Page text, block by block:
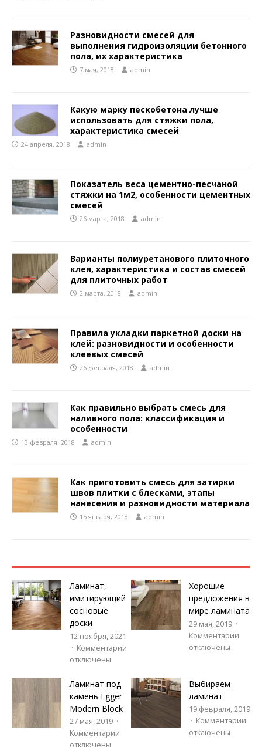
Разновидности смесей для
выполнения гидроизоляции бетонного
пола, их характеристика
7 мая, 2018 admin
Какую марку пескобетона лучше
использовать для стяжки пола,
характеристика смесей
24 апреля, 2018 admin
Показатель веса цементно-песчаной
стяжки на 1м2, особенности цементных
смесей
26 марта, 2018 admin
Варианты полиуретанового плиточного
клея, характеристика и состав смесей
для плиточных работ
2 марта, 2018 admin
Правила укладки паркетной доски на
клей: разновидности и особенности
клеевых смесей
26 февраля, 2018 admin
Как правильно выбрать смесь для
наливного пола: классификация и
особенности
13 февраля, 2018 admin
Как приготовить смесь для затирки
швов плитки с блесками, этапы
нанесения и разновидности материала
15 января, 2018 admin
Ламинат,
имитирующий
сосновые
доски
12 ноября, 2021
Комментарии
отключены
Хорошие
предложения в
мире ламината
29 мая, 2019
Комментарии
отключены
Ламинат под
камень Egger
Modern Block
27 мая, 2019
Комментарии
отключены
Выбираем
ламинат
19 февраля, 2019
Комментарии
отключены